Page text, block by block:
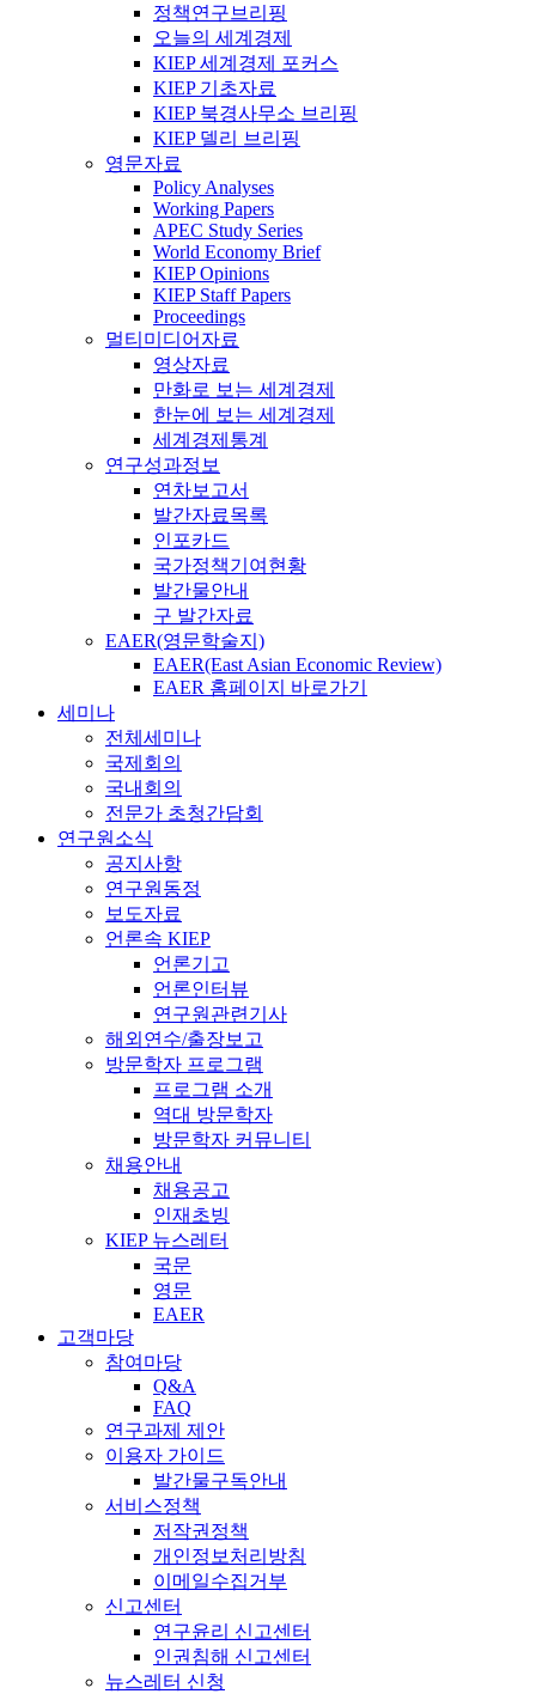
정책연구브리핑
오늘의 세계경제
KIEP 세계경제 포커스
KIEP 기초자료
KIEP 북경사무소 브리핑
KIEP 델리 브리핑
영문자료
Policy Analyses
Working Papers
APEC Study Series
World Economy Brief
KIEP Opinions
KIEP Staff Papers
Proceedings
멀티미디어자료
영상자료
만화로 보는 세계경제
한눈에 보는 세계경제
세계경제통계
연구성과정보
연차보고서
발간자료목록
인포카드
국가정책기여현황
발간물안내
구 발간자료
EAER(영문학술지)
EAER(East Asian Economic Review)
EAER 홈페이지 바로가기
세미나
전체세미나
국제회의
국내회의
전문가 초청간담회
연구원소식
공지사항
연구원동정
보도자료
언론속 KIEP
언론기고
언론인터뷰
연구원관련기사
해외연수/출장보고
방문학자 프로그램
프로그램 소개
역대 방문학자
방문학자 커뮤니티
채용안내
채용공고
인재초빙
KIEP 뉴스레터
국문
영문
EAER
고객마당
참여마당
Q&A
FAQ
연구과제 제안
이용자 가이드
발간물구독안내
서비스정책
저작권정책
개인정보처리방침
이메일수집거부
신고센터
연구윤리 신고센터
인권침해 신고센터
뉴스레터 신청